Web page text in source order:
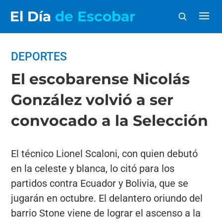
El Día de Escobar
DEPORTES
El escobarense Nicolás
González volvió a ser
convocado a la Selección
El técnico Lionel Scaloni, con quien debutó
en la celeste y blanca, lo citó para los
partidos contra Ecuador y Bolivia, que se
jugarán en octubre. El delantero oriundo del
barrio Stone viene de lograr el ascenso a la